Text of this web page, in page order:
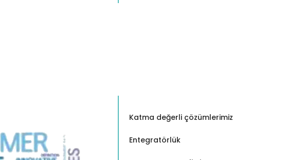
Katma değerli çözümlerimiz
Entegratörlük